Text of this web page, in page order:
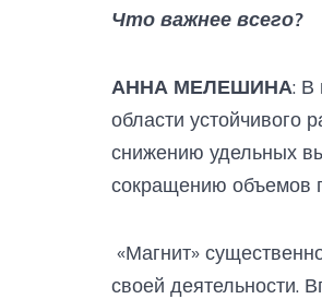
Что важнее всего?
АННА МЕЛЕШИНА: В
области устойчивого
снижению удельных
сокращению объемов
«Магнит»
своей деятельности.